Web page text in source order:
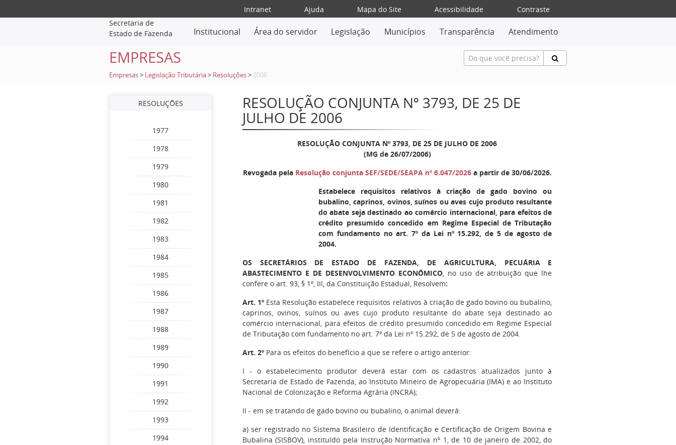
Intranet Ajuda Mapa do Site Acessibilidade
Contraste
Secretaria de
Estado de Fazenda
Institucional Área do servidor Legislação Municípios Transparência Atendimento
EMPRESAS
Empresas > Legislação Tributária > Resoluções > 2006
RESOLUÇÕES
1977
1978
1979
1980
1981
1982
1983
1984
1985
1986
1987
1988
1989
1990
1991
1992
1993
1994
RESOLUÇÃO CONJUNTA Nº 3793, DE 25 DE
JULHO DE 2006
RESOLUÇÃO CONJUNTA Nº 3793, DE 25 DE JULHO DE 2006
(MG de 26/07/2006)
Revogada pela Resolução conjunta SEF/SEDE/SEAPA nº 6.047/2026a partir de 30/06/2026.
Estabelece requisitos relativos à criação de gado bovino ou
bubalino, caprinos, ovinos, suínos ou aves cujo produto resultante
do abate seja destinado ao comércio internacional, para efeitos de
crédito presumido concedido em Regime Especial de Tributação
com fundamento no art. 7º da Lei nº 15.292, de 5 de agosto de
2004.
OS SECRETÁRIOS DE ESTADO DE FAZENDA, DE AGRICULTURA, PECUÁRIA E
ABASTECIMENTO E DE DESENVOLVIMENTO ECONÔMICO, no uso de atribuição que lhe
confere o art. 93, § 1º, III, da Constituição Estadual, Resolvem:
Art. 1ºEsta Resolução estabelece requisitos relativos à criação de gado bovino ou bubalino,
caprinos, ovinos, suínos ou aves cujo produto resultante do abate seja destinado ao
comércio internacional, para efeitos de crédito presumido concedido em Regime Especial
de Tributação com fundamento no art. 7º da Lei nº 15.292, de 5 de agosto de 2004.
Art. 2ºPara os efeitos do benefício a que se refere o artigo anterior:
I - o estabelecimento produtor deverá estar com os cadastros atualizados junto à
Secretaria de Estado de Fazenda, ao Instituto Mineiro de Agropecuária (IMA) e ao Instituto
Nacional de Colonização e Reforma Agrária (INCRA);
II - em se tratando de gado bovino ou bubalino, o animal deverá:
a) ser registrado no Sistema Brasileiro de Identificação e Certificação de Origem Bovina e
Bubalina (SISBOV), instituído pela Instrução Normativa nº 1, de 10 de janeiro de 2002, do